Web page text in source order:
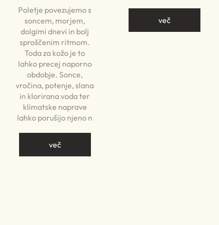
Poletje povezujemo s
soncem, morjem,
dolgimi dnevi in bolj
sproščenim ritmom.
Toda za kožo je to
lahko precej naporno
obdobje. Sonce,
vročina, potenje, slana
in klorirana voda ter
klimatske naprave
lahko porušijo njeno n
več
več